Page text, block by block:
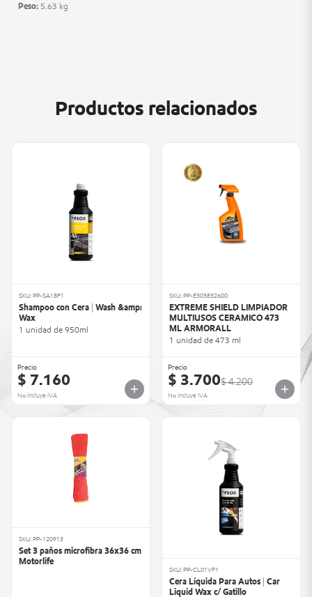
Peso: 5.63 kg
Productos relacionados
SKU: PP-SA18F1
Shampoo con Cera | Wash &amp;
Wax
1 unidad de 950ml
Precio
$ 7.160
No incluye IVA
SKU: PP-E303832600
EXTREME SHIELD LIMPIADOR
MULTIUSOS CERAMICO 473
ML ARMORALL
1 unidad de 473 ml
Precio
$ 3.700$ 4.200
No incluye IVA
SKU: PP-120913
Set 3 paños microfibra 36x36 cm
Motorlife
SKU: PP-CL01VF1
Cera Líquida Para Autos | Car
Liquid Wax c/ Gatillo